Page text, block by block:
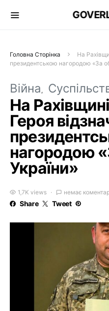
Головна Сторінка
На
президентською нагородою «За
Війна
На
Героя
нагородою
України»
1,7K views немає
Share Tweet